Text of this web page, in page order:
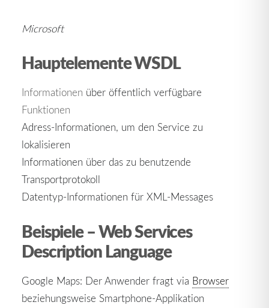
Microsoft
Hauptelemente WSDL
Informationen über öffentlich verfügbare
Funktionen
Adress-Informationen, um den Service zu
lokalisieren
Informationen über das zu benutzende
Transportprotokoll
Datentyp-Informationen für XML-Messages
Beispiele – Web Services
Description Language
Google Maps: Der Anwender fragt via Browser
beziehungsweise Smartphone-Applikation